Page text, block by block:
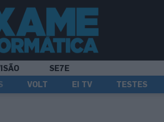
SE7E
VOLT EI TV TESTES